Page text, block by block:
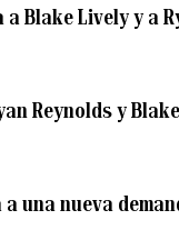
Blake Lively y a
Reynolds y
una nueva